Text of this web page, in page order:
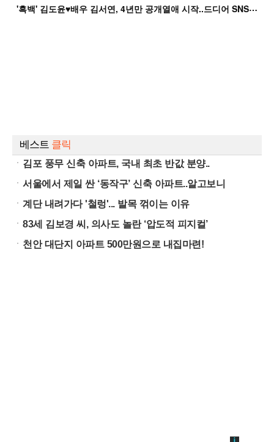
'
흑백' 김도윤♥배우 김서연, 4년만 공개열애 시작..드디어 SNS에 노출 [핫피...